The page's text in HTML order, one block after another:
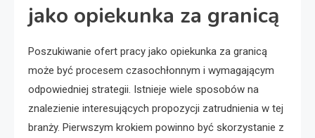
jako opiekunka za granicą
Poszukiwanie ofert pracy jako opiekunka za granicą
może być procesem czasochłonnym i wymagającym
odpowiedniej strategii. Istnieje wiele sposobów na
znalezienie interesujących propozycji zatrudnienia w tej
branży. Pierwszym krokiem powinno być skorzystanie z